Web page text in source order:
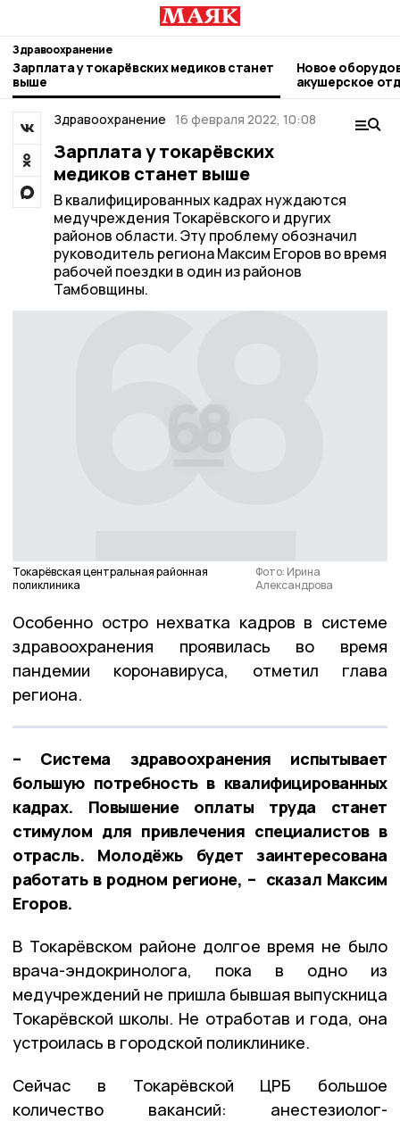
Здравоохранение
Зарплата у токарёвских медиков станет
выше
Новое
акушерское
ЦРБ
Здравоохранение 16 февраля 2022, 10:08
Зарплата у токарёвских
медиков станет выше
В квалифицированных кадрах нуждаются
медучреждения Токарёвского и других
районов области. Эту проблему обозначил
руководитель региона Максим Егоров во время
рабочей поездки в один из районов
Тамбовщины.
Токарёвская центральная районная
поликлиника
Фото: Ирина
Александрова
Особенно остро нехватка кадров в системе
здравоохранения проявилась во время
пандемии коронавируса, отметил глава
региона.
– Система здравоохранения испытывает
большую потребность в квалифицированных
кадрах. Повышение оплаты труда станет
стимулом для привлечения специалистов в
отрасль. Молодёжь будет заинтересована
работать в родном регионе, – сказал Максим
Егоров.
В Токарёвском районе долгое время не было
врача-эндокринолога, пока в одно из
медучреждений не пришла бывшая выпускница
Токарёвской школы. Не отработав и года, она
устроилась в городской поликлинике.
Сейчас в Токарёвской ЦРБ большое
количество вакансий: анестезиолог-